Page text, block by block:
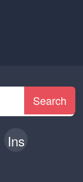
Search
Ins